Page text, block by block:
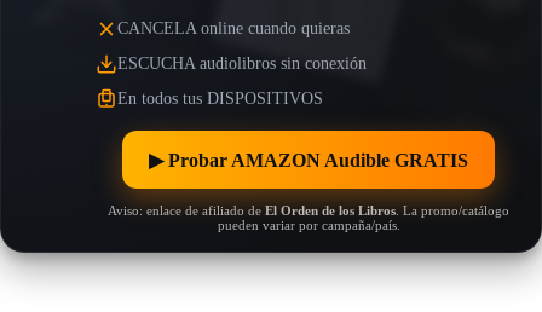
CANCELA online cuando quieras
ESCUCHA audiolibros sin conexión
En todos tus DISPOSITIVOS
▶︎ Probar AMAZON Audible GRATIS
Aviso: enlace de afiliado de El Orden de los Libros . La promo/catálogo
pueden variar por campaña/país.